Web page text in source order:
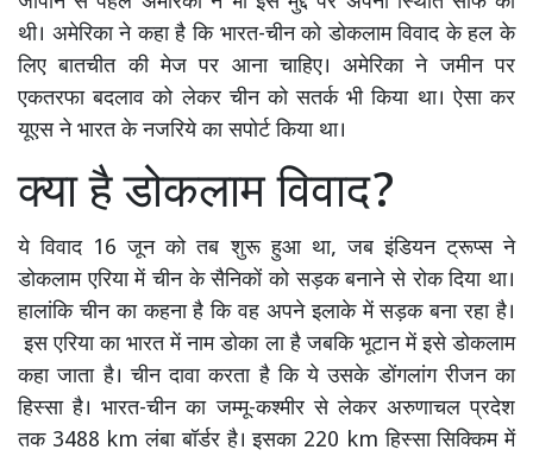
थी। अमेरिका ने कहा है कि भारत-चीन को डोकलाम विवाद के हल के
लिए बातचीत की मेज पर आना चाहिए। अमेरिका ने जमीन पर
एकतरफा बदलाव को लेकर चीन को सतर्क भी किया था। ऐसा कर
यूएस ने भारत के नजरिये का सपोर्ट किया था।
क्या है डोकलाम विवाद?
ये विवाद 16 जून को तब शुरू हुआ था, जब इंडियन ट्रूप्स ने
डोकलाम एरिया में चीन के सैनिकों को सड़क बनाने से रोक दिया था।
हालांकि चीन का कहना है कि वह अपने इलाके में सड़क बना रहा है।
इस एरिया का भारत में नाम डोका ला है जबकि भूटान में इसे डोकलाम
कहा जाता है। चीन दावा करता है कि ये उसके डोंगलांग रीजन का
हिस्सा है। भारत-चीन का जम्मू-कश्मीर से लेकर अरुणाचल प्रदेश
तक 3488 km लंबा बॉर्डर है। इसका 220 km हिस्सा सिक्किम में